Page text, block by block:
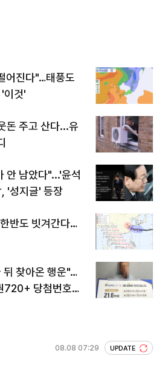
어진다"…태풍도
'이것'
돈 주고 산다...유
안 남았다"...'윤석
'성지글' 등장
반도 빗겨간다…
뒤 찾아온 행운"…
720+ 당첨번호조
08.08 07:29 UPDATE